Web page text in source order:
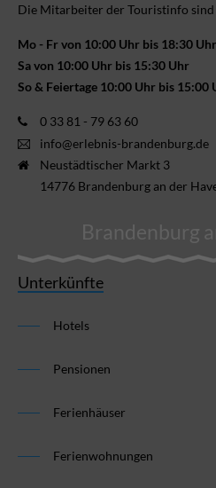
Die Mitarbeiter der Touristinfo sind
Mo - Fr von 10:00 Uhr bis 18:30 Uhr
Sa von 10:00 Uhr bis 15:30 Uhr
So & Feiertage 10:00 Uhr bis 15:00
0 33 81 - 79 63 60
info@erlebnis-brandenburg.de
Neustädtischer Markt 3
14776 Brandenburg an der
Brandenburg
Unterkünfte
Hotels
Pensionen
Ferienhäuser
Ferienwohnungen